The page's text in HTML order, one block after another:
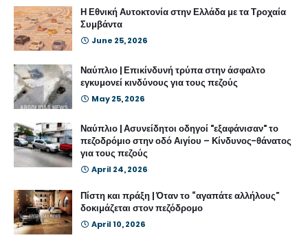
Η Εθνική Αυτοκτονία στην Ελλάδα με τα Τροχαία
Συμβάντα
June 25, 2026
Ναύπλιο | Επικίνδυνή τρύπα στην άσφαλτο
εγκυμονεί κινδύνους για τους πεζούς
May 25, 2026
Ναύπλιο | Ασυνείδητοι οδηγοί "εξαφάνισαν" το
πεζοδρόμιο στην οδό Αιγίου – Κίνδυνος-θάνατος
για τους πεζούς
April 24, 2026
Πίστη και πράξη | Όταν το “αγαπάτε αλλήλους”
δοκιμάζεται στον πεζόδρομο
April 10, 2026